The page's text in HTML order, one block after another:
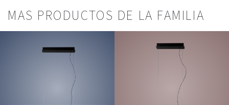
MAS PRODUCTOS DE LA FAMILIA